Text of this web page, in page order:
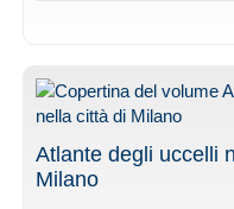
Atlante degli uccelli
Milano